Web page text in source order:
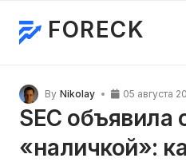
FORECK
By Nikolay 05 августа
SEC объявила
«наличкой»: